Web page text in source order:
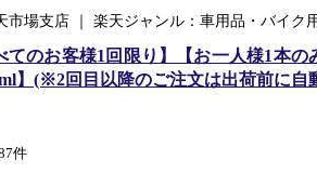
市場支店 ｜ 楽天ジャンル：車用品・バイク
てのお客様1回限り】【お一人様1本
】(※2回目以降のご注文は出荷前に自
件